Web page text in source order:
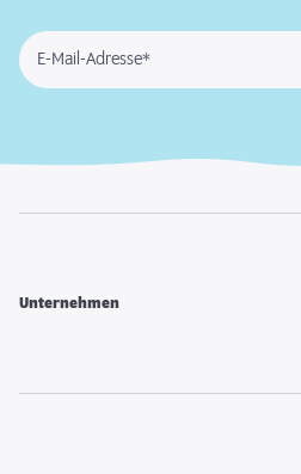
E-Mail-Adresse*
Unternehmen